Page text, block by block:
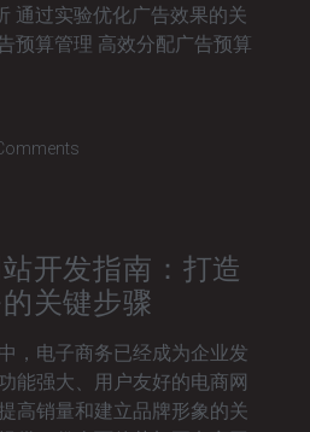
通过实验优化广告效果的关
预算管理 高效分配广告预算
开发指南：打造
关键步骤
，电子商务已经成为企业发
能强大、用户友好的电商网
高销量和建立品牌形象的关